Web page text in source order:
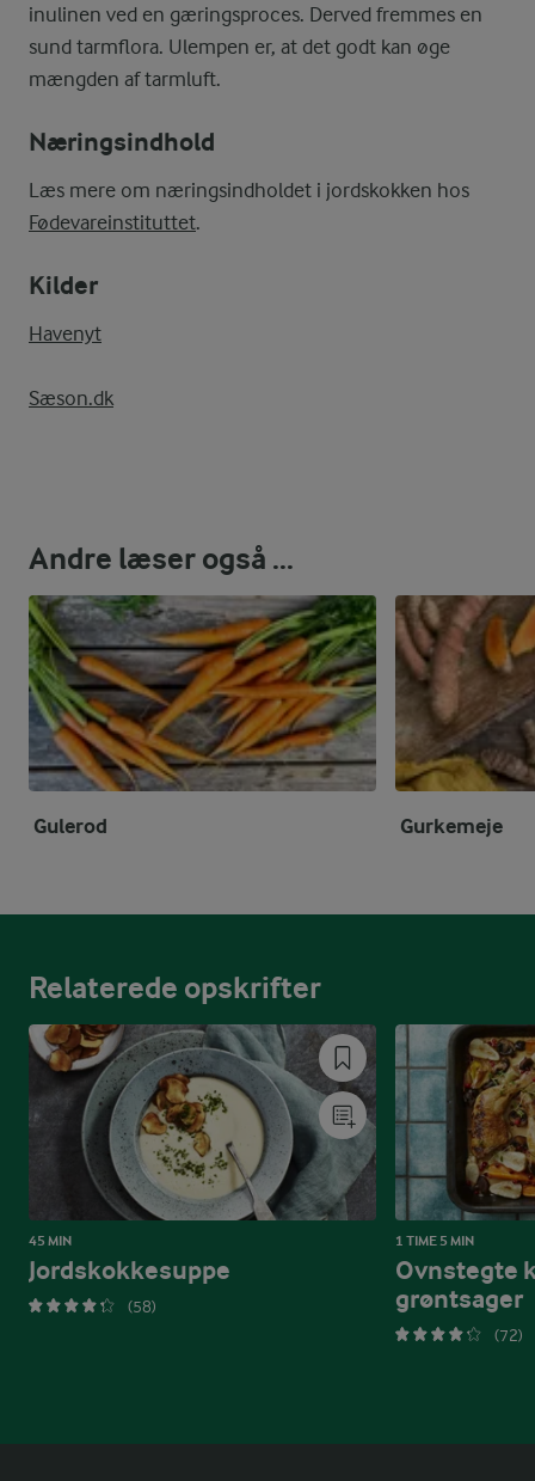
inulinen ved en gæringsproces. Derved fremmes en
sund tarmflora. Ulempen er, at det godt kan øge
mængden af tarmluft.
Næringsindhold
Læs mere om næringsindholdet i jordskokken hos
Fødevareinstituttet.
Kilder
Havenyt
Sæson.dk
Andre læser også ...
Gulerod Gurkemeje
Relaterede opskrifter
45 MIN
Jordskokkesuppe
(58)
1 TIME 5 MIN
Ovnstegte
grøntsager
(72)